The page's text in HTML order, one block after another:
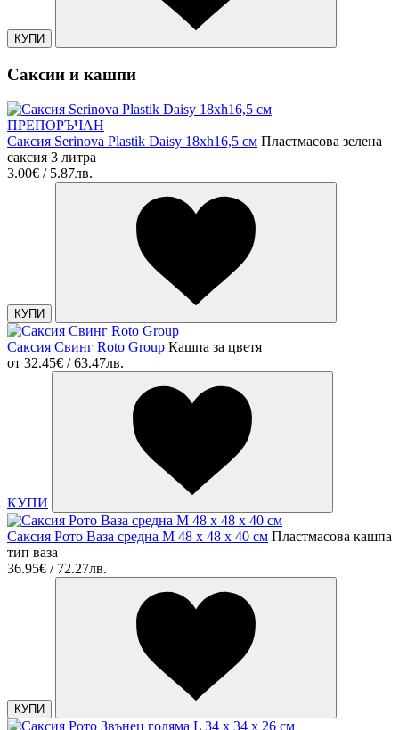
КУПИ
Саксии и кашпи
ПРЕПОРЪЧАН
Саксия Serinova Plastik Daisy 18xh16,5 см Пластмасова зелена
саксия 3 литра
3.00€ / 5.87лв.
КУПИ
Саксия Свинг Roto Group Кашпа за цветя
от 32.45€ / 63.47лв.
КУПИ
Саксия Рото Ваза средна M 48 x 48 x 40 см Пластмасова кашпа
тип ваза
36.95€ / 72.27лв.
КУПИ